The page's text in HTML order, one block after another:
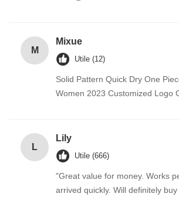
M
Mixue
Utile (12)
Solid Pattern Quick Dry One
Women 2023 Customized Logo
L
Lily
Utile (666)
"Great value for money. Works
arrived quickly. Will definitely